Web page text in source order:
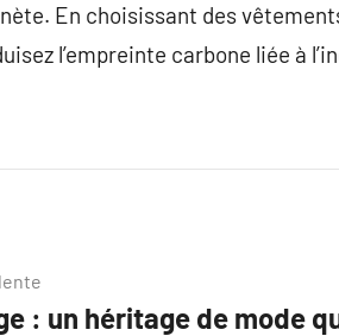
En choisissant des
l’empreinte carbone liée à
: un héritage de mode